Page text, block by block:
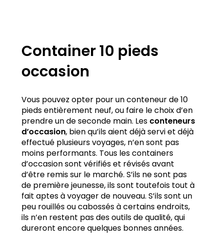
Container 10 pieds
occasion
Vous pouvez opter pour un conteneur de 10
pieds entièrement neuf, ou faire le choix d’en
prendre un de seconde main. Lesconteneurs
d’occasion, bien qu’ils aient déjà servi et déjà
effectué plusieurs voyages, n’en sont pas
moins performants. Tous les containers
d’occasion sont vérifiés et révisés avant
d’être remis sur le marché. S’ils ne sont pas
de première jeunesse, ils sont toutefois tout à
fait aptes à voyager de nouveau. S’ils sont un
peu rouillés ou cabossés à certains endroits,
ils n’en restent pas des outils de qualité, qui
dureront encore quelques bonnes années.